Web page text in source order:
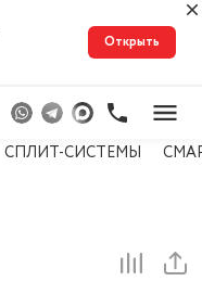
Открыть
СПЛИТ-СИСТЕМЫ